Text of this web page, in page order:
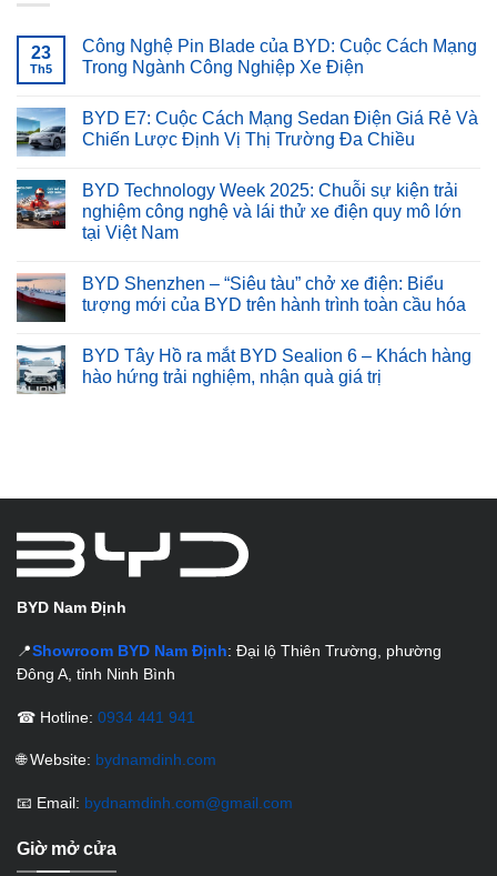
23
Th5
Công Nghệ Pin Blade của BYD: Cuộc Cách Mạng
Trong Ngành Công Nghiệp Xe Điện
BYD E7: Cuộc Cách Mạng Sedan Điện Giá Rẻ Và
Chiến Lược Định Vị Thị Trường Đa Chiều
BYD Technology Week 2025: Chuỗi sự kiện trải
nghiệm công nghệ và lái thử xe điện quy mô lớn
tại Việt Nam
BYD Shenzhen – “Siêu tàu” chở xe điện: Biểu
tượng mới của BYD trên hành trình toàn cầu hóa
BYD Tây Hồ ra mắt BYD Sealion 6 – Khách hàng
hào hứng trải nghiệm, nhận quà giá trị
BYD Nam Định
📍Showroom BYD Nam Định: Đại lộ Thiên Trường, phường
Đông A, tỉnh Ninh Bình
☎ Hotline: 0934 441 941
🌐 Website: bydnamdinh.com
📧 Email: bydnamdinh.com@gmail.com
Giờ mở cửa